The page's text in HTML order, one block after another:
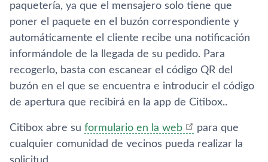
paqueterí­a, ya que el mensajero solo tiene que
poner el paquete en el buzón correspondiente y
automáticamente el cliente recibe una notificación
informándole de la llegada de su pedido. Para
recogerlo, basta con escanear el código QR del
buzón en el que se encuentra e introducir el código
de apertura que recibirá en la app de Citibox..
Citibox abre su formulario en la web
para que
cualquier comunidad de vecinos pueda realizar la